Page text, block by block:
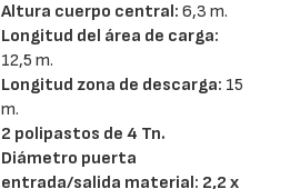
Altura cuerpo central: 6,3 m.
Longitud del área de carga:
12,5 m.
Longitud zona de descarga: 15
m.
2 polipastos de 4 Tn.
Diámetro puerta
entrada/salida material: 2,2 x